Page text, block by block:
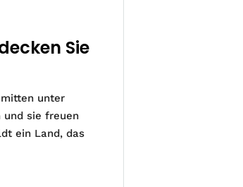
Sie
unter
und sie freuen
ein Land, das